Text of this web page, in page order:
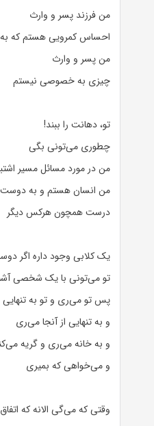
من فرزند پسر و وارث
احساس کمرویی هستم که
من پسر و وارث
چیزی به خصوصی نیستم
تو، دهانت را ببند!
چطوری می‌تونی بگی
من در مورد مسائل مسیر
من انسان هستم و به دوست
درست همچون هرکس دیگر
یک کلابی وجود داره اگر
تو می‌تونی با یک شخصی
پس تو می‌ری و تو به
و به تنهایی از آنجا می‌ری
و به خانه می‌ری و گریه
و می‌خواهی که بمیری
وقتی که می‌گی الانه که